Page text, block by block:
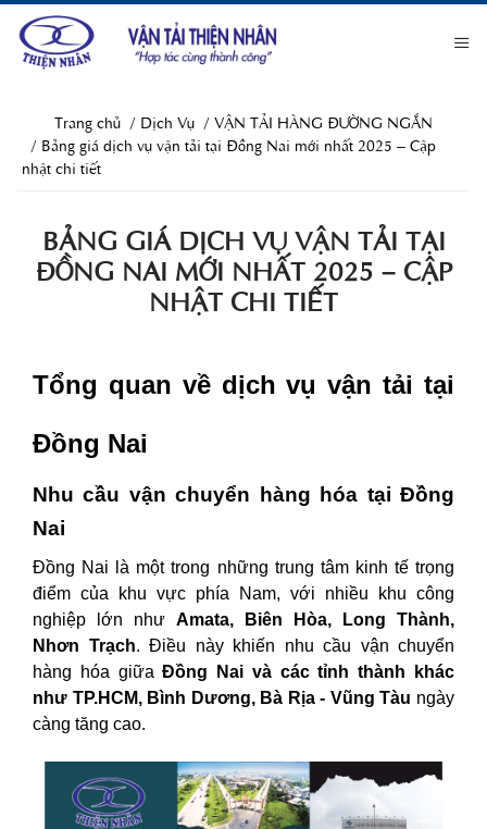
Trang chủ Dịch Vụ
VẬN TẢI HÀNG ĐƯỜNG NGẮN
Bảng giá dịch vụ vận tải tại Đồng Nai mới nhất 2025 – Cập
nhật chi tiết
BẢNG GIÁ DỊCH VỤ VẬN TẢI TẠI
ĐỒNG NAI MỚI NHẤT 2025 – CẬP
NHẬT CHI TIẾT
Tổng quan về dịch vụ vận tải tại
Đồng Nai
Nhu cầu vận chuyển hàng hóa tại Đồng
Nai
Đồng Nai là một trong những trung tâm kinh tế trọng
điểm của khu vực phía Nam, với nhiều khu công
nghiệp lớn như Amata, Biên Hòa, Long Thành,
Nhơn Trạch. Điều này khiến nhu cầu vận chuyển
hàng hóa giữaĐồng Nai và các tỉnh thành khác
như TP.HCM, Bình Dương, Bà Rịa - Vũng Tàu ngày
càng tăng cao.